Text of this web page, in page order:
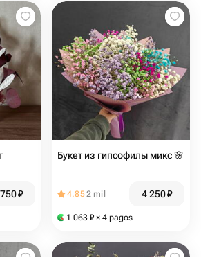
₽
Букет из гипсофилы микс 🌸
4.852 mil 4 250₽
1 063 ₽ × 4 pagos